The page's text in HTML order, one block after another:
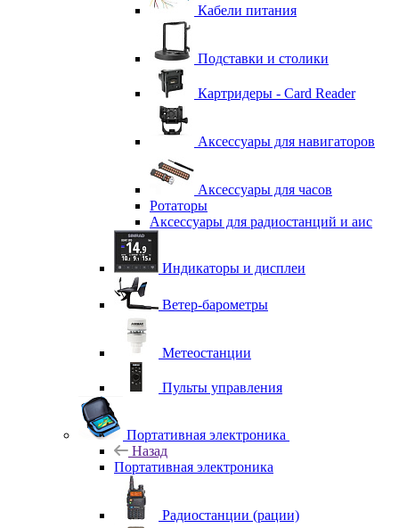
Кабели питания
Подставки и столики
Картридеры - Card Reader
Аксессуары для навигаторов
Аксессуары для часов
Ротаторы
Аксессуары для радиостанций и аис
Индикаторы и дисплеи
Ветер-барометры
Метеостанции
Пульты управления
Портативная электроника
Назад
Портативная электроника
Радиостанции (рации)